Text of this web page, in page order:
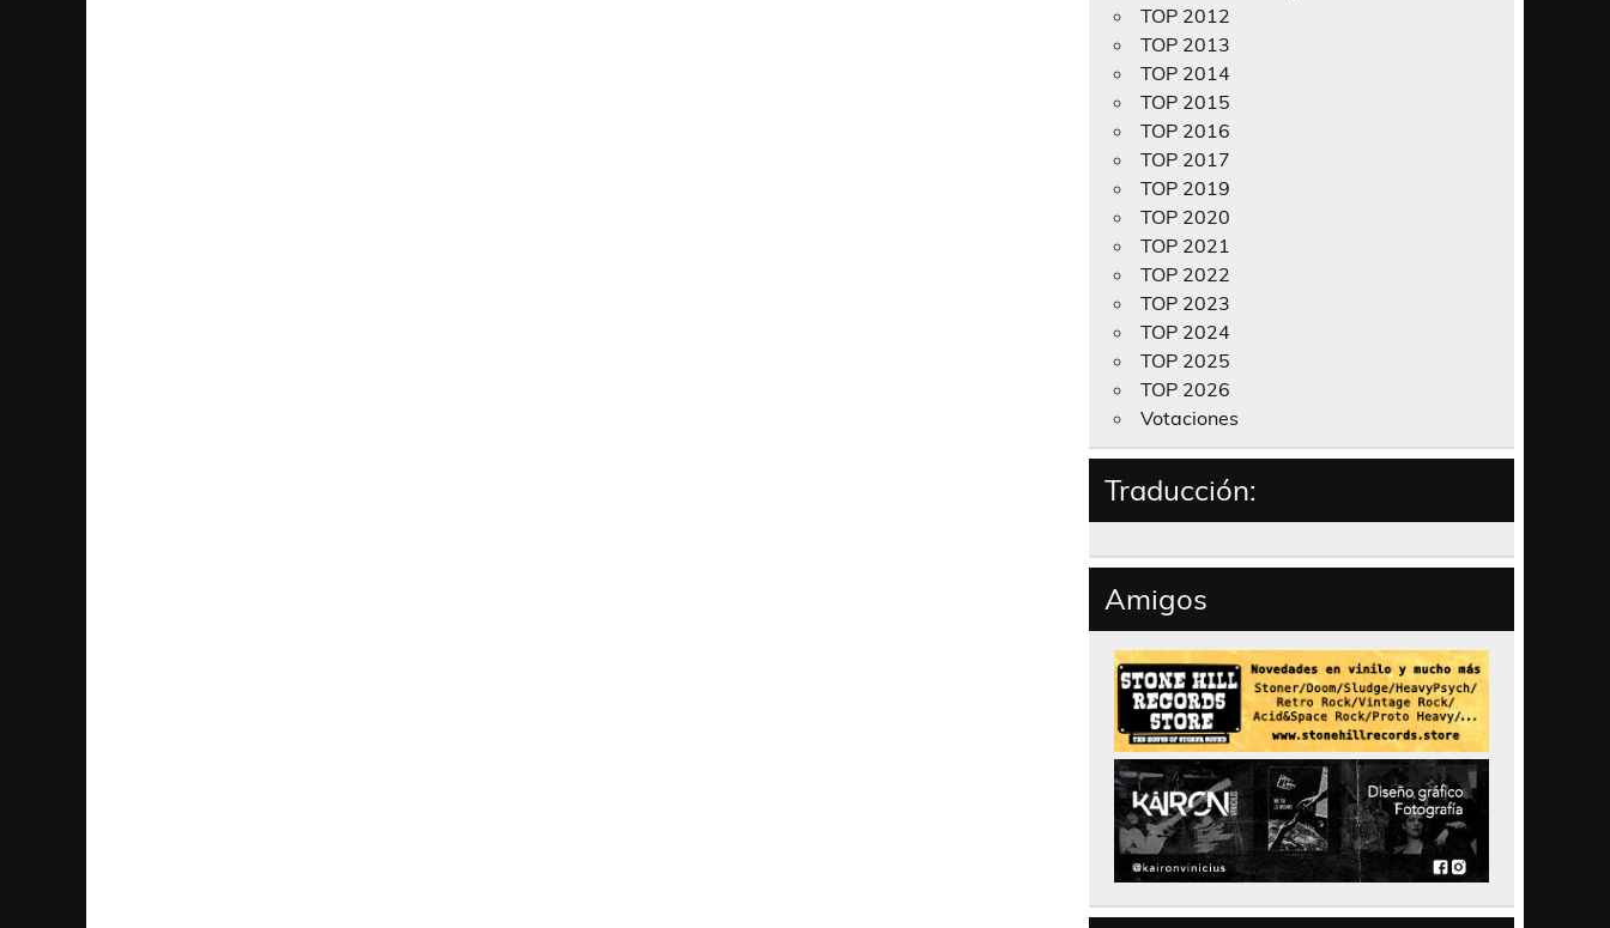
TOP 2012
TOP 2013
TOP 2014
TOP 2015
TOP 2016
TOP 2017
TOP 2019
TOP 2020
TOP 2021
TOP 2022
TOP 2023
TOP 2024
TOP 2025
TOP 2026
Votaciones
Traducción:
Amigos